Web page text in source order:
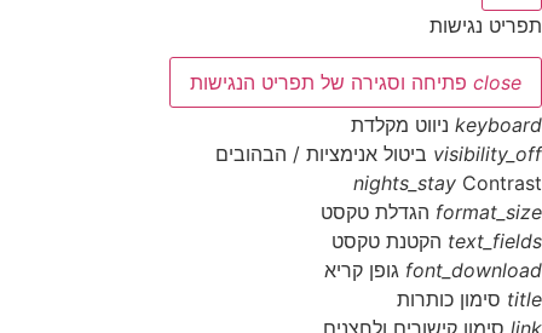
תפריט נגישות
close פתיחה וסגירה של תפריט הנגישות
keyboard ניווט מקלדת
visibility_off ביטול אנימציות / הבהובים
nights_stay Contrast
format_size הגדלת טקסט
text_fields הקטנת טקסט
font_download גופן קריא
title סימון כותרות